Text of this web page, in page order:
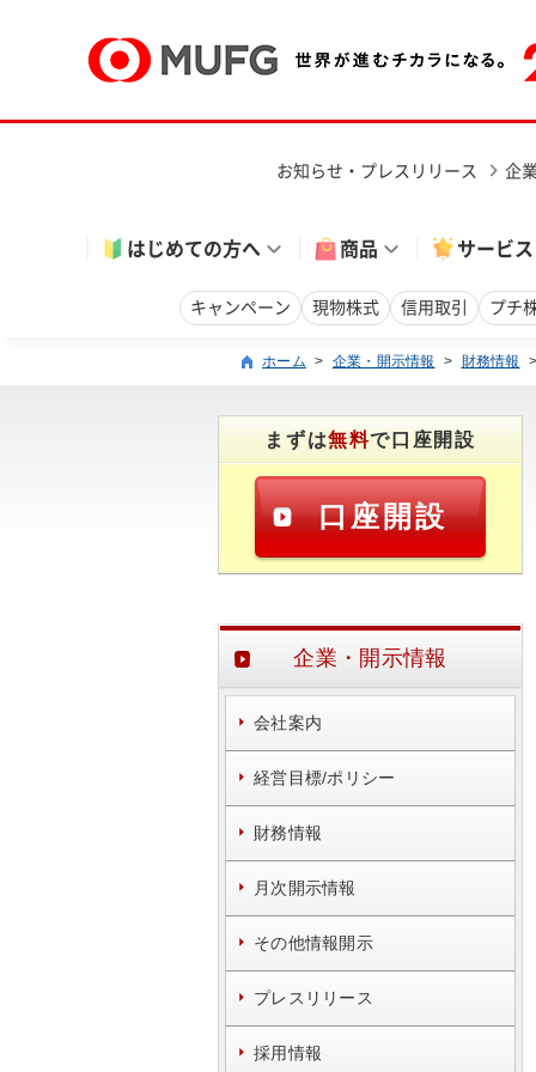
お知らせ・プレスリリース 企
はじめての方へ 商品 サービス
キャンペーン 現物株式 信用取引 プチ
ホーム > 企業・開示情報 > 財務情報 >
まずは無料で口座開設
口座開設
企業・開示情報
会社案内
経営目標/ポリシー
財務情報
月次開示情報
その他情報開示
プレスリリース
採用情報